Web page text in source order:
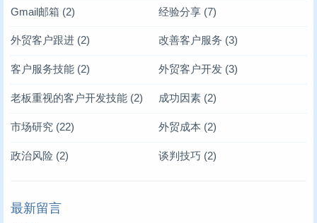
Gmail邮箱 (2) 经验分享 (7)
外贸客户跟进 (2) 改善客户服务 (3)
客户服务技能 (2) 外贸客户开发 (3)
老板重视的客户开发技能 (2) 成功因素 (2)
市场研究 (22) 外贸成本 (2)
政治风险 (2) 谈判技巧 (2)
最新留言